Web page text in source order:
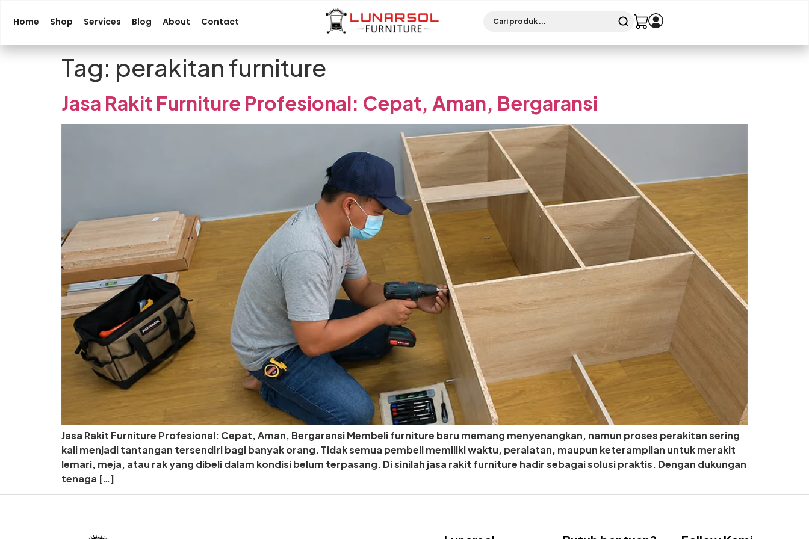
Home Shop Services Blog About Contact
Tag: perakitan furniture
Jasa Rakit Furniture Profesional: Cepat, Aman, Bergaransi
Jasa Rakit Furniture Profesional: Cepat, Aman, Bergaransi Membeli furniture baru memang menyenangkan, namun proses perakitan sering
kali menjadi tantangan tersendiri bagi banyak orang. Tidak semua pembeli memiliki waktu, peralatan, maupun keterampilan untuk merakit
lemari, meja, atau rak yang dibeli dalam kondisi belum terpasang. Di sinilah jasa rakit furniture hadir sebagai solusi praktis. Dengan dukungan
tenaga […]